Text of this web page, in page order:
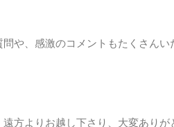
や、感激のコメントもたくさんい
方よりお越し下さり、大変ありが